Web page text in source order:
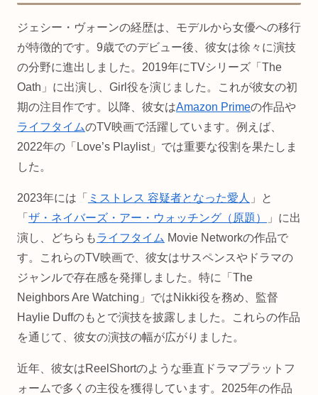
ジェシー・ヴォーンの経歴は、モデルから女優への移行
が特徴的です。9歳でのデビュー後、彼女は徐々に演技
の分野に進出しました。2019年にTVシリーズ「The
Oath」に出演し、Girl役を演じました。これが彼女の初
期の注目作です。以降、彼女はAmazon Primeの作品や
ライフタイムのTV映画で活躍しています。例えば、
2022年の「Love’s Playlist」では重要な役割を果たしま
した。
2023年には「 ミストレス 容疑者となった愛人 」と
「 ザ・ネイバーズ・アー・ウォッチング（原題）
」に出
演し、どちらもライフタイム Movie Networkの作品で
す。これらのTV映画で、彼女はサスペンスやドラマの
ジャンルで存在感を発揮しました。特に「The
Neighbors Are Watching」ではNikki役を務め、監督
Haylie Duffのもとで演技を披露しました。これらの作品
を通じて、彼女の演技の幅が広がりました。
近年、彼女はReelShortのような垂直ドラマプラットフ
ォームで多くの主役を獲得しています。2025年の作品